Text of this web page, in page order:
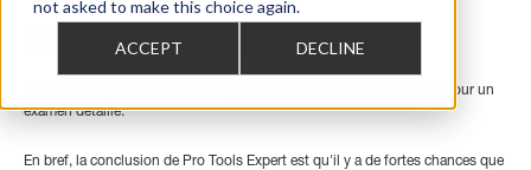
not asked to make this choice again.
ACCEPT DECLINE
LYD family - Pro Tools Expert
Pro Tools Expert a examiné l'intégralité du moniteur de studio LYD pour un
examen détaillé.
En bref, la conclusion de Pro Tools Expert est qu'il y a de fortes chances que